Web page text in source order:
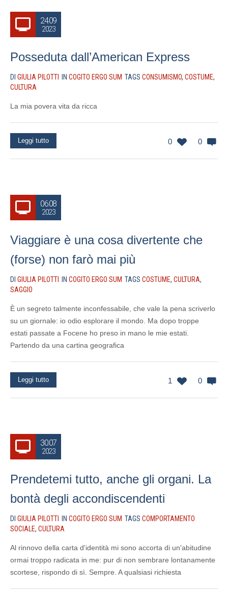
24.09
2023
Posseduta dall’American Express
DI GIULIA PILOTTI IN COGITO ERGO SUM TAGS CONSUMISMO, COSTUME,
CULTURA
La mia povera vita da ricca
0 0
Leggi tutto
06.08
2023
Viaggiare è una cosa divertente che
(forse) non farò mai più
DI GIULIA PILOTTI IN COGITO ERGO SUM TAGS COSTUME, CULTURA,
SAGGIO
È un segreto talmente inconfessabile, che vale la pena scriverlo
su un giornale: io odio esplorare il mondo. Ma dopo troppe
estati passate a Focene ho preso in mano le mie estati.
Partendo da una cartina geografica
1 0
Leggi tutto
30.07
2023
Prendetemi tutto, anche gli organi. La
bontà degli accondiscendenti
DI GIULIA PILOTTI IN COGITO ERGO SUM TAGS COMPORTAMENTO
SOCIALE, CULTURA
Al rinnovo della carta d'identità mi sono accorta di un'abitudine
ormai troppo radicata in me: pur di non sembrare lontanamente
scortese, rispondo di sì. Sempre. A qualsiasi richiesta